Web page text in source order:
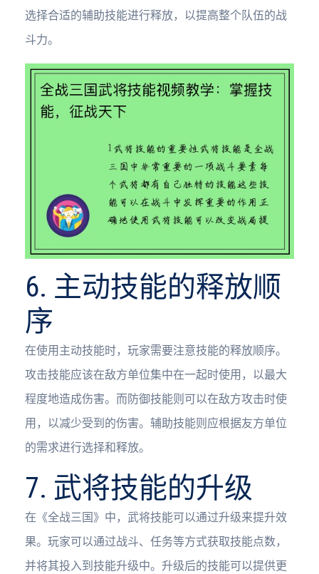
选择合适的辅助技能进行释放，以提高整个队伍的战
斗力。
6. 主动技能的释放顺
序
在使用主动技能时，玩家需要注意技能的释放顺序。
攻击技能应该在敌方单位集中在一起时使用，以最大
程度地造成伤害。而防御技能则可以在敌方攻击时使
用，以减少受到的伤害。辅助技能则应根据友方单位
的需求进行选择和释放。
7. 武将技能的升级
在《全战三国》中，武将技能可以通过升级来提升效
果。玩家可以通过战斗、任务等方式获取技能点数，
并将其投入到技能升级中。升级后的技能可以提供更